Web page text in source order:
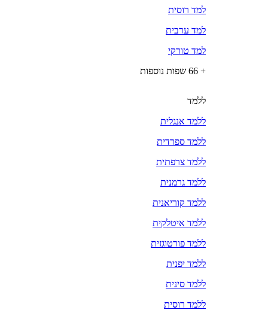
למד רוסית
למד ערבית
למד טורקי
+ 66 שפות נוספות
ללמד
ללמד אנגלית
ללמד ספרדית
ללמד צרפתית
ללמד גרמנית
ללמד קוריאנית
ללמד איטלקית
ללמד פורטוגזית
ללמד יפנית
ללמד סינית
ללמד רוסית